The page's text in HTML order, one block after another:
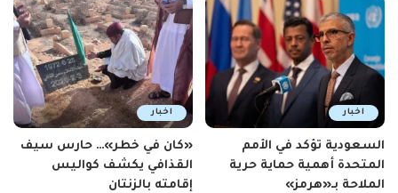
اخبار
السعودية تؤكد في الأمم
المتحدة أهمية حماية حرية
الملاحة بـ«هرمز»
اخبار
«كان في خطر»… حارس سيف
القذافي يكشف كواليس
إقامته بالزنتان